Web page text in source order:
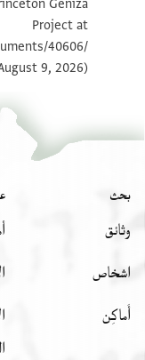
Geniza
Project at
40606/
9, 2026).
بحث
وثائق
اشخاص
أَماكِن